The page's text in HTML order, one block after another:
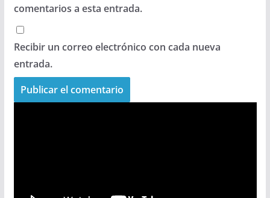
comentarios a esta entrada.
Recibir un correo electrónico con cada nueva
entrada.